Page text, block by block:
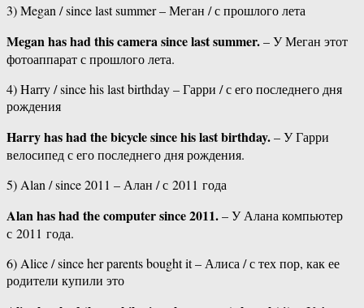
3) Megan / since last summer – Меган / с прошлого лета
Megan has had this camera since last summer.– У Меган этот
фотоаппарат с прошлого лета.
4) Harry / since his last birthday – Гарри / с его последнего дня
рождения
Harry has had the bicycle since his last birthday.– У Гарри
велосипед с его последнего дня рождения.
5) Alan / since 2011 – Алан / с 2011 года
Alan has had the computer since 2011.– У Алана компьютер
с 2011 года.
6) Alice / since her parents bought it – Алиса / с тех пор, как ее
родители купили это